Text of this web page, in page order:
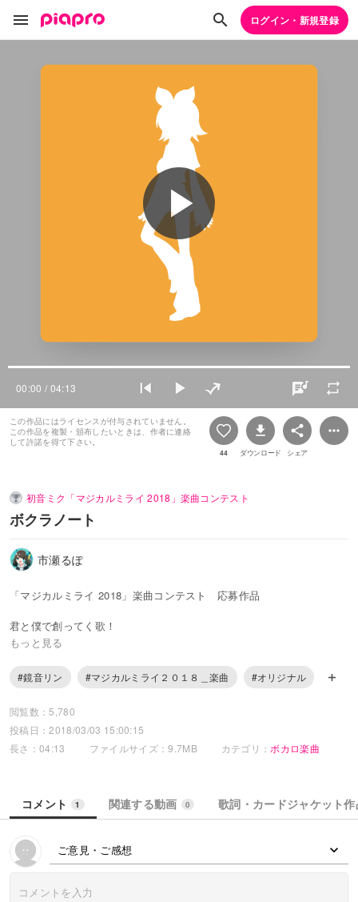
ログイン・新規登録
00:00 / 04:13
この作品にはライセンスが付与されていません。
この作品を複製・頒布したいときは、作者に連絡
して許諾を得て下さい。
44 ダウンロード シェア
初音ミク「マジカルミライ 2018」楽曲コンテスト
ボクラノート
市瀬るぽ
「マジカルミライ 2018」楽曲コンテスト 応募作品
君と僕で創ってく歌！
鏡音リンちゃんのキラキラエレクトロ・ポップです。
「ボクラノート」feat. 鏡音リン
作曲・作詞：市瀬るぽ
以下歌詞です。
--------------
ずっとここにある
きっとどこまでも響いてゆくから
君に伝えたい 言葉並べてさ
うまく言えなくて やっぱり白紙に戻す
もっと見る
#鏡音リン #マジカルミライ２０１８＿楽曲 #オリジナル
閲覧数：5,780
投稿日：2018/03/03 15:00:15
長さ：04:13
ファイルサイズ：9.7MB カテゴリ： ボカロ楽曲
コメント 1 関連する動画 0 歌詞・カードジャケット
ご意見・ご感想